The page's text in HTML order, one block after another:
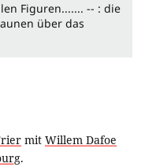
Figuren....... -- : die
über das
mit Willem Dafoe
.